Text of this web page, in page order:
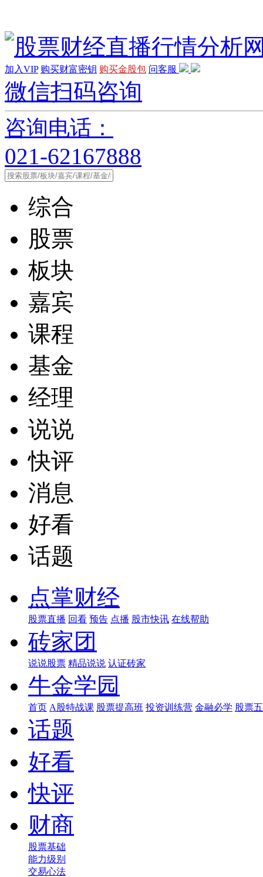
加入VIP 购买财富密钥 购买金股包 问客服
微信扫码咨询
咨询电话：
021-62167888
综合
股票
板块
嘉宾
课程
基金
经理
说说
快评
消息
好看
话题
点掌财经
股票直播 回看 预告 点播 股市快讯 在线帮助
砖家团
说说股票 精品说说 认证砖家
牛金学园
首页 A股特战课 股票提高班 投资训练营 金融必学 股票
话题
好看
快评
财商
股票基础
能力级别
交易心法